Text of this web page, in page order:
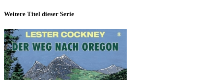
Weitere Titel dieser Serie